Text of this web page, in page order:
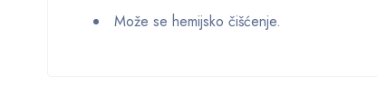
Može se hemijsko čišćenje.